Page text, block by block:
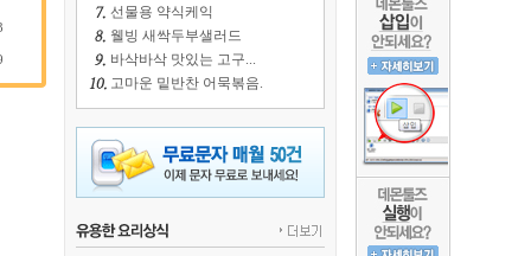
선물용 약식케익
웰빙 새싹두부샐러드
바삭바삭 맛있는 고구...
고마운 밑반찬 어묵볶음.